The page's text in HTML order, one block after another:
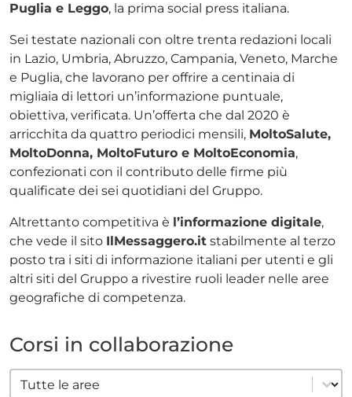
Puglia e Leggo, la prima social press italiana.
Sei testate nazionali con oltre trenta redazioni locali
in Lazio, Umbria, Abruzzo, Campania, Veneto, Marche
e Puglia, che lavorano per offrire a centinaia di
migliaia di lettori un’informazione puntuale,
obiettiva, verificata. Un’offerta che dal 2020 è
arricchita da quattro periodici mensili, MoltoSalute,
MoltoDonna, MoltoFuturo e MoltoEconomia,
confezionati con il contributo delle firme più
qualificate dei sei quotidiani del Gruppo.
Altrettanto competitiva è l’informazione digitale,
che vede il sito IlMessaggero.it stabilmente al terzo
posto tra i siti di informazione italiani per utenti e gli
altri siti del Gruppo a rivestire ruoli leader nelle aree
geografiche di competenza.
Corsi in collaborazione
filter area
Select content